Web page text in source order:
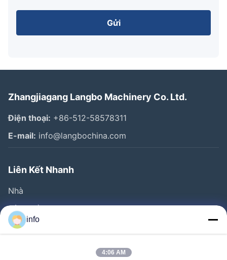
Gửi
Zhangjiagang Langbo Machinery Co. Ltd.
Điện thoại: +86-512-58578311
E-mail: info@langbochina.com
Liên Kết Nhanh
Nhà
Sản Phẩm
Video
info
4:06 AM